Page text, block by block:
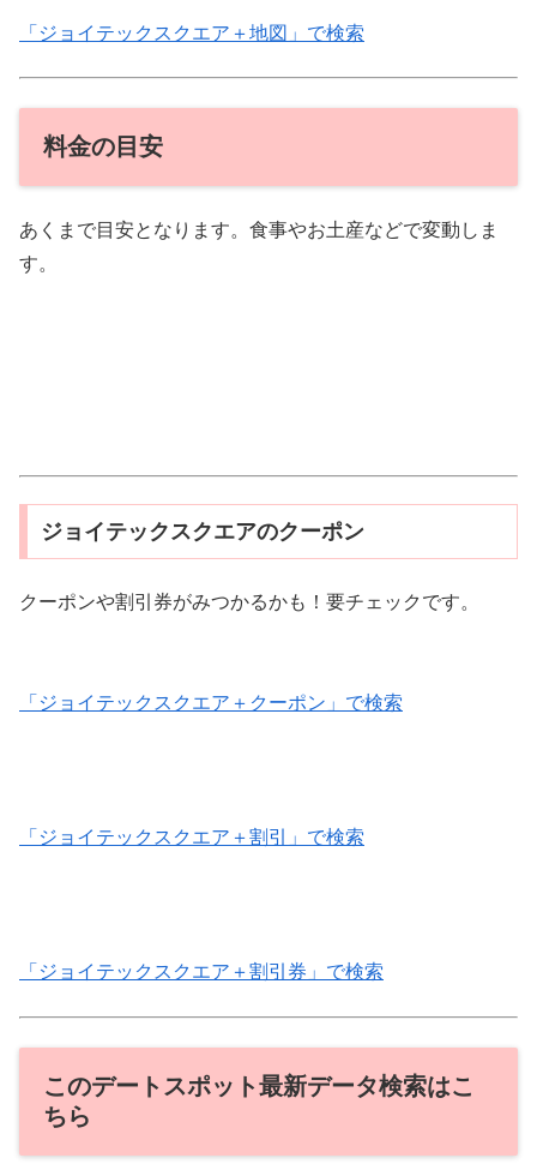
「ジョイテックスクエア＋地図」で検索
料金の目安
あくまで目安となります。食事やお土産などで変動しま
す。
ジョイテックスクエアのクーポン
クーポンや割引券がみつかるかも！要チェックです。
「ジョイテックスクエア＋クーポン」で検索
「ジョイテックスクエア＋割引」で検索
「ジョイテックスクエア＋割引券」で検索
このデートスポット最新データ検索はこ
ちら